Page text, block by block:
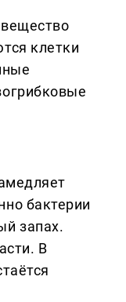
клетки
бактерии
запах.
В